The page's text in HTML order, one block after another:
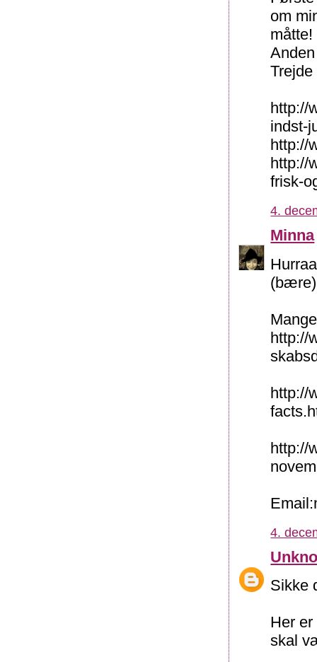
om
måtte!
http://
indst-
http://
http://
frisk-
4.
Minna
http://
http://
http://
4.
Sikke
Her
skal